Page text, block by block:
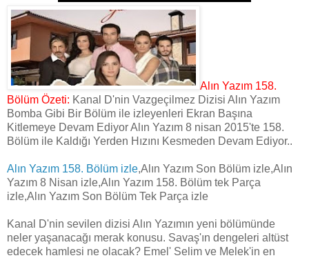
Alın Yazım 158.
Bölüm Özeti: Kanal D'nin Vazgeçilmez Dizisi Alın Yazım
Bomba Gibi Bir Bölüm ile izleyenleri Ekran Başına
Kitlemeye Devam Ediyor Alın Yazım 8 nisan 2015'te 158.
Bölüm ile Kaldığı Yerden Hızını Kesmeden Devam Ediyor..
Alın Yazım 158. Bölüm izle,Alın Yazım Son Bölüm izle,Alın
Yazım 8 Nisan izle,Alın Yazım 158. Bölüm tek Parça
izle,Alın Yazım Son Bölüm Tek Parça izle
Kanal D'nin sevilen dizisi Alın Yazımın yeni bölümünde
neler yaşanacağı merak konusu. Savaş'ın dengeleri altüst
edecek hamlesi ne olacak? Emel' Selim ve Melek'in en